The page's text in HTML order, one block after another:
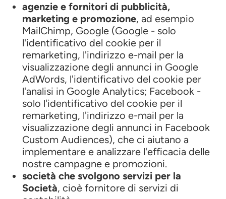
agenzie e fornitori di pubblicità,
marketing e promozione, ad esempio
MailChimp, Google (Google - solo
l'identificativo del cookie per il
remarketing, l'indirizzo e-mail per la
visualizzazione degli annunci in Google
AdWords, l'identificativo del cookie per
l'analisi in Google Analytics; Facebook -
solo l'identificativo del cookie per il
remarketing, l'indirizzo e-mail per la
visualizzazione degli annunci in Facebook
Custom Audiences), che ci aiutano a
implementare e analizzare l'efficacia delle
nostre campagne e promozioni.
società che svolgono servizi per la
Società, cioè fornitore di servizi di